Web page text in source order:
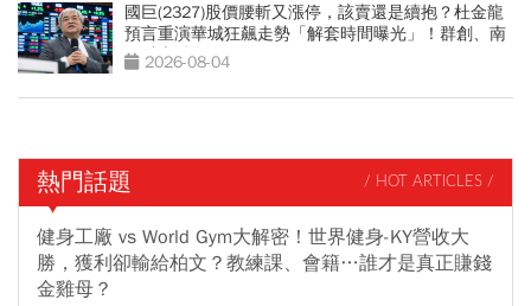
國巨(2327)股價腰斬又漲停，該賣還是續抱？杜金龍
預言重演華城狂飆走勢「解套時間曝光」！群創、南
亞科也點名
2026-08-04
熱門話題 / HOT ARTICLES /
健身工廠 vs World Gym大解密！世界健身-KY營收大
勝，獲利卻輸給柏文？教練課、會籍…誰才是真正賺錢
金雞母？